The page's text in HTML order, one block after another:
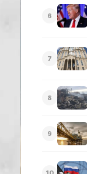
6
7
8
9